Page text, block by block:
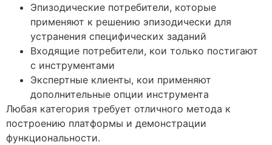
Эпизодические потребители, которые
применяют к решению эпизодически для
устранения специфических заданий
Входящие потребители, кои только постигают
с инструментами
Экспертные клиенты, кои применяют
дополнительные опции инструмента
Любая категория требует отличного метода к
построению платформы и демонстрации
функциональности.